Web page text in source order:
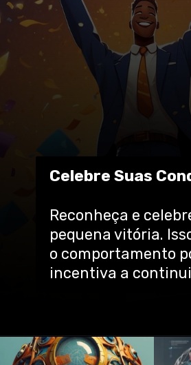
Reconheça e
pequena vitória.
o comportamento
incentiva a
Celebre Suas